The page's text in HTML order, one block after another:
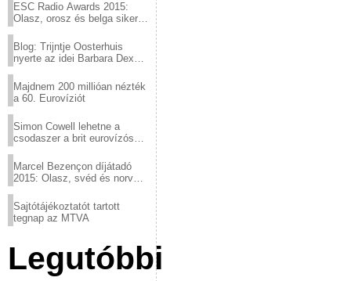
ESC Radio Awards 2015:
Olasz, orosz és belga siker,
Blog: Trijntje Oosterhuis
nyerte az idei Barbara Dex
Majdnem 200 millióan nézték
a 60. Eurovíziót
Simon Cowell lehetne a
csodaszer a brit eurovízós
Marcel Bezençon díjátadó
2015: Olasz, svéd és norvég
Sajtótájékoztatót tartott
tegnap az MTVA
Legutóbbi